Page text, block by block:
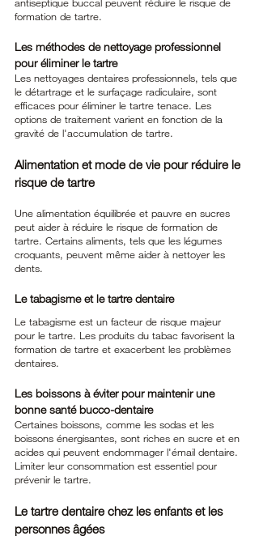
antiseptique buccal peuvent réduire le risque de
formation de tartre.
Les méthodes de nettoyage professionnel
pour éliminer le tartre
Les nettoyages dentaires professionnels, tels que
le détartrage et le surfaçage radiculaire, sont
efficaces pour éliminer le tartre tenace. Les
options de traitement varient en fonction de la
gravité de l'accumulation de tartre.
Alimentation et mode de vie pour réduire le
risque de tartre
Une alimentation équilibrée et pauvre en sucres
peut aider à réduire le risque de formation de
tartre. Certains aliments, tels que les légumes
croquants, peuvent même aider à nettoyer les
dents.
Le tabagisme et le tartre dentaire
Le tabagisme est un facteur de risque majeur
pour le tartre. Les produits du tabac favorisent la
formation de tartre et exacerbent les problèmes
dentaires.
Les boissons à éviter pour maintenir une
bonne santé bucco-dentaire
Certaines boissons, comme les sodas et les
boissons énergisantes, sont riches en sucre et en
acides qui peuvent endommager l'émail dentaire.
Limiter leur consommation est essentiel pour
prévenir le tartre.
Le tartre dentaire chez les enfants et les
personnes âgées